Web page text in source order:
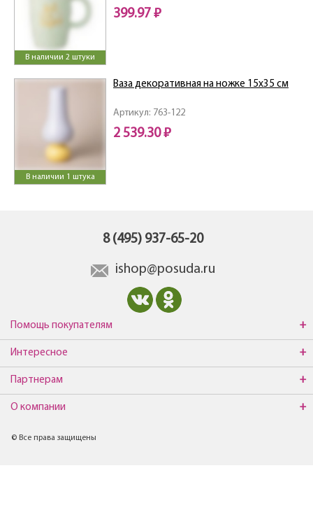
В наличии 2 штуки
399.97 ₽
В наличии 1 штука
Артикул: 763-122
Ваза декоративная на ножке 15х35 см
2 539.30 ₽
8 (495) 937-65-20
ishop@posuda.ru
Помощь покупателям
Интересное
Партнерам
О компании
© Все права защищены